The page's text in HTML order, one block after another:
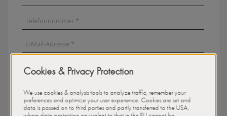
Ihr gewünschter Termin